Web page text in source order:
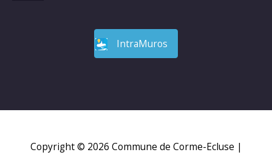
IntraMuros
Copyright © 2026 Commune de Corme-Ecluse |